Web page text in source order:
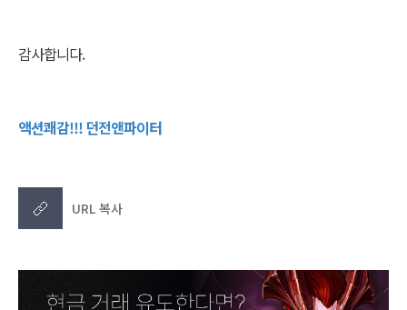
감사합니다.
액션쾌감!!! 던전앤파이터
URL 복사